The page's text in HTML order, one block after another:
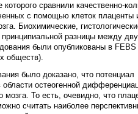
сравнили качественно-
с помощью клеток плаценты
Биохимические,
принципиальной разницы между
были опубликованы в FEBS
обществ).
было доказано, что потенциал
остеогенной
мозга. То есть, очевидно, что
считать наиболее